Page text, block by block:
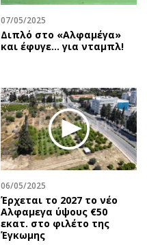
07/05/2025
Διπλό στο «Αλφαμέγα»
και έφυγε… για νταμπλ!
06/05/2025
Έρχεται το 2027 το νέο
Aλφαμεγα ύψους €50
εκατ. στο φιλέτο της
Έγκωμης